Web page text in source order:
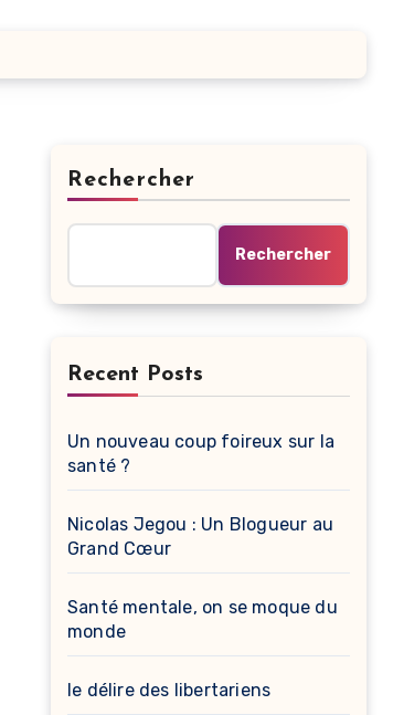
Rechercher
Rechercher
Recent Posts
Un nouveau coup foireux sur la
santé ?
Nicolas Jegou : Un Blogueur au
Grand Cœur
Santé mentale, on se moque du
monde
le délire des libertariens